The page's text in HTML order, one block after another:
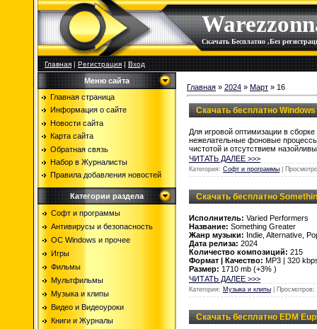
Скачать Бесплатно ,Без
Главная|Регистрация|Вход
Меню сайта
Главная страница
Информация о сайте
Новости сайта
Карта сайта
Обратная связь
Набор в Журналисты
Правила добавления новостей
Категории раздела
Софт и программы
Антивирусы и безопасность
OC Windows и прочее
Игры
Фильмы
Мультфильмы
Музыка и клипы
Видео и Видеоуроки
Книги и Журналы
Главная » 2024 » Март » 16
Скачать бесплатно
Для игровой оптимизации в
нежелательные фоновые
чистотой и отсутствием
ЧИТАТЬ ДАЛЕЕ >>>
Категория: Софт и программы |
Скачать бесплатно
Исполнитель: Varied Performers
Название: Something Greater
Жанр музыки: Indie, Alternative,
Дата релиза: 2024
Количество композиций: 215
Формат | Качество: MP3 | 320
Размер: 1710 mb (+3% )
ЧИТАТЬ ДАЛЕЕ >>>
Категория: Музыка и клипы |
Скачать бесплатно EDM